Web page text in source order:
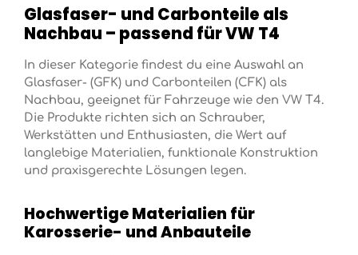
Glasfaser- und Carbonteile als
Nachbau – passend für VW T4
In dieser Kategorie findest du eine Auswahl an
Glasfaser- (GFK) und Carbonteilen (CFK) als
Nachbau, geeignet für Fahrzeuge wie den VW T4.
Die Produkte richten sich an Schrauber,
Werkstätten und Enthusiasten, die Wert auf
langlebige Materialien, funktionale Konstruktion
und praxisgerechte Lösungen legen.
Hochwertige Materialien für
Karosserie- und Anbauteile